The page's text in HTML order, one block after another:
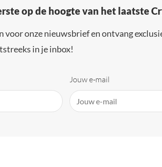
op de hoogte van het laatste
voor onze nieuwsbrief en ontvang
in je inbox!
Jouw e-mail